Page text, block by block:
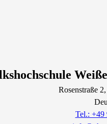
Rosenstraße 2
Tel.: +49